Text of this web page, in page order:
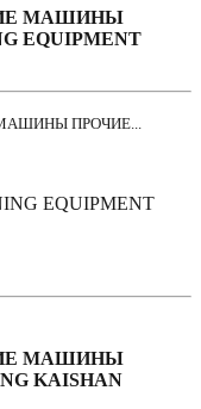
МАШИНЫ
EQUIPMENT
ПРОЧИЕ...
EQUIPMENT
МАШИНЫ
KAISHAN